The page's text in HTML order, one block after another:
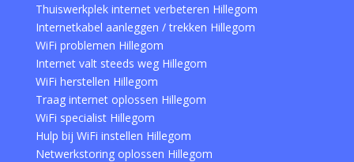
Thuiswerkplek internet verbeteren Hillegom
Internetkabel aanleggen / trekken Hillegom
WiFi problemen Hillegom
Internet valt steeds weg Hillegom
WiFi herstellen Hillegom
Traag internet oplossen Hillegom
WiFi specialist Hillegom
Hulp bij WiFi instellen Hillegom
Netwerkstoring oplossen Hillegom